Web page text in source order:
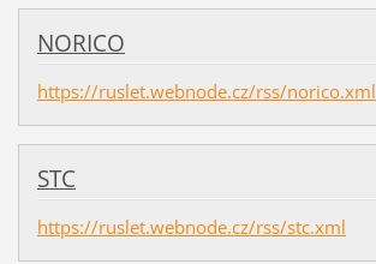
NORICO
https://ruslet.webnode.cz/rss/norico.xml
STC
https://ruslet.webnode.cz/rss/stc.xml